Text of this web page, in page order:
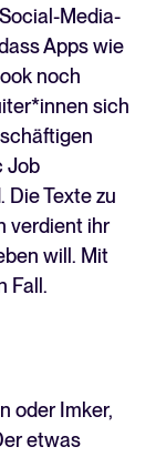
Media-
Apps wie
noch
sich
Job
Texte zu
verdient ihr
will. Mit
Fall.
oder Imker,
etwas